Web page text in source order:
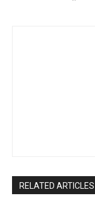
RELATED ARTICLES